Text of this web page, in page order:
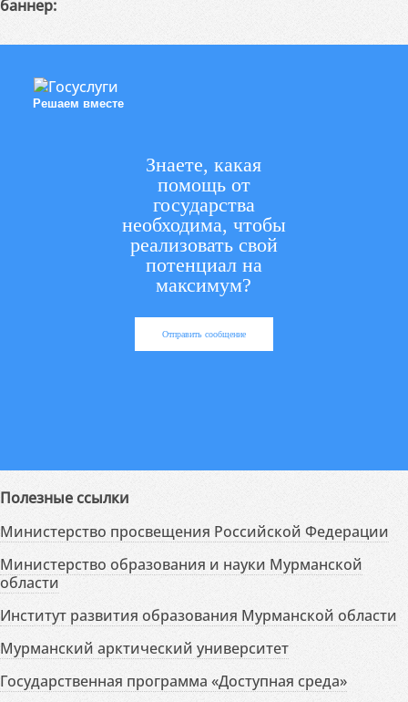
баннер:
Решаем вместе
Знаете, какая
помощь от
государства
необходима, чтобы
реализовать свой
потенциал на
максимум?
Отправить сообщение
Полезные ссылки
Министерство просвещения Российской Федерации
Министерство образования и науки Мурманской
области
Институт развития образования Мурманской области
Мурманский арктический университет
Государственная программа «Доступная среда»